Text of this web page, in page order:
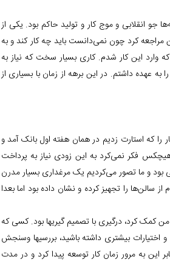
جو انقلابی و موج کار و تولید حاکم بود. یکی از
کرد چون نمی‌دانست باید چه کار کند و به
مرغداری در سال 1361 توسط خانواده خریداری شد. آن موقع ۱۸ سالم بود که وارد این کار شدم. کاری بسیار سخت که نیاز به
عهده داشتم. در این برهه از زمان با بسیاری از
را که استارت زدیم در‌‌ همان هفته اول بانک آمد و
فکر نمی‌کرد به این زودی نیاز به پرداخت
بود و ما تصور می‌کردیم یک مرغداری بسیار مدرن
داشت که فروشنده سر هر کدام از سالن‌ها را تجهیز کرده و نشان داده بود اما بعدا
کمک کرد، درگیری با تصمیم گیریها بود. کسی که
اختیارات بیشتری داشته باشید، بررسیها وسنجش
این به مرور زمان کار توسعه پیدا کرد و در مدت